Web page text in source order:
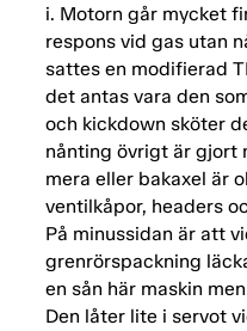
i. Motorn går mycket
respons vid gas utan
sattes en modifierad
det antas vara den
och kickdown sköter
nånting övrigt är gjort
mera eller bakaxel är
ventilkåpor, headers
På minussidan är att
grenrörspackning
en sån här maskin
Den låter lite i servot